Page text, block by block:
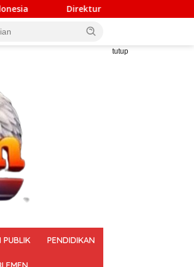
DSM Akui Serahkan Rp1 Miliar untuk Atur
tutup
PUBLIK PENDIDIKAN